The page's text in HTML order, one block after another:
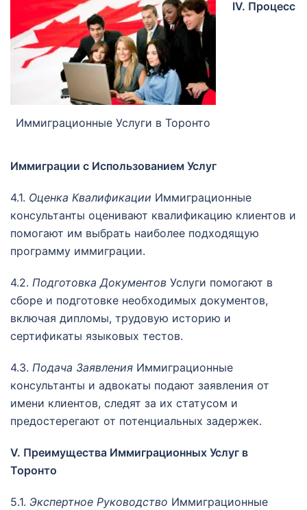
Иммиграционные Услуги в Торонто
IV. Процесс
Иммиграции с Использованием Услуг
4.1. Оценка Квалификации Иммиграционные
консультанты оценивают квалификацию клиентов и
помогают им выбрать наиболее подходящую
программу иммиграции.
4.2. Подготовка Документов Услуги помогают в
сборе и подготовке необходимых документов,
включая дипломы, трудовую историю и
сертификаты языковых тестов.
4.3. Подача Заявления Иммиграционные
консультанты и адвокаты подают заявления от
имени клиентов, следят за их статусом и
предостерегают от потенциальных задержек.
V. Преимущества Иммиграционных Услуг в
Торонто
5.1. Экспертное Руководство Иммиграционные